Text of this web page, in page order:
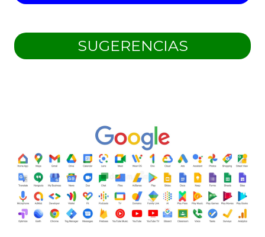
SUGERENCIAS